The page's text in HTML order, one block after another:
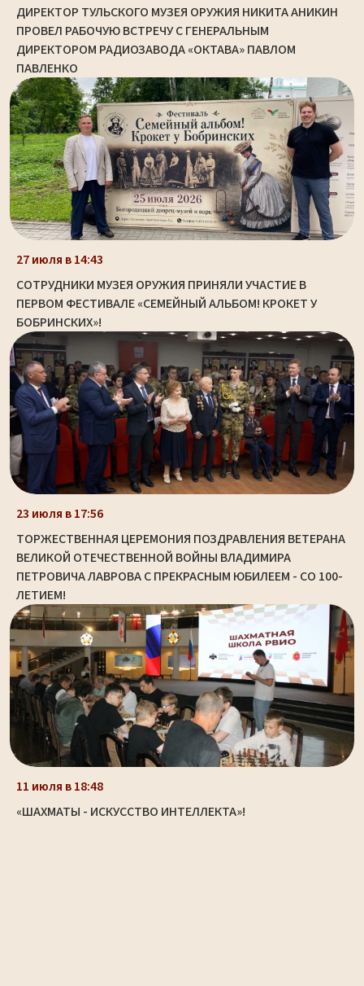
ДИРЕКТОР ТУЛЬСКОГО МУЗЕЯ ОРУЖИЯ НИКИТА АНИКИН
ПРОВЕЛ РАБОЧУЮ ВСТРЕЧУ С ГЕНЕРАЛЬНЫМ
ДИРЕКТОРОМ РАДИОЗАВОДА «ОКТАВА» ПАВЛОМ
ПАВЛЕНКО
27 июля в 14:43
СОТРУДНИКИ МУЗЕЯ ОРУЖИЯ ПРИНЯЛИ УЧАСТИЕ В
ПЕРВОМ ФЕСТИВАЛЕ «СЕМЕЙНЫЙ АЛЬБОМ! КРОКЕТ У
БОБРИНСКИХ»!
23 июля в 17:56
ТОРЖЕСТВЕННАЯ ЦЕРЕМОНИЯ ПОЗДРАВЛЕНИЯ ВЕТЕРАНА
ВЕЛИКОЙ ОТЕЧЕСТВЕННОЙ ВОЙНЫ ВЛАДИМИРА
ПЕТРОВИЧА ЛАВРОВА С ПРЕКРАСНЫМ ЮБИЛЕЕМ - СО 100-
ЛЕТИЕМ!
11 июля в 18:48
«ШАХМАТЫ - ИСКУССТВО ИНТЕЛЛЕКТА»!